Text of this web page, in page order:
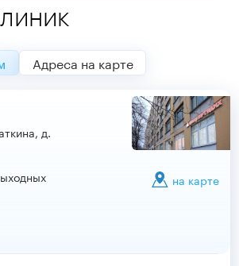
Адреса на карте
д.
на карте